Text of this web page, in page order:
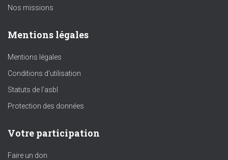
Nos missions
Mentions légales
Mentions légales
Conditions d’utilisation
Statuts de l’asbl
Protection des données
Votre participation
Faire un don